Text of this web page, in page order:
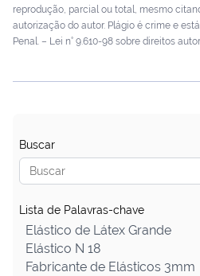
reprodução, parcial ou total, mesmo
autorização do autor. Plágio é crime e
Penal. – Lei n° 9.610-98 sobre direitos
Buscar
Lista de Palavras-chave
Elástico de Látex Grande
Elástico N 18
Fabricante de Elásticos 3mm